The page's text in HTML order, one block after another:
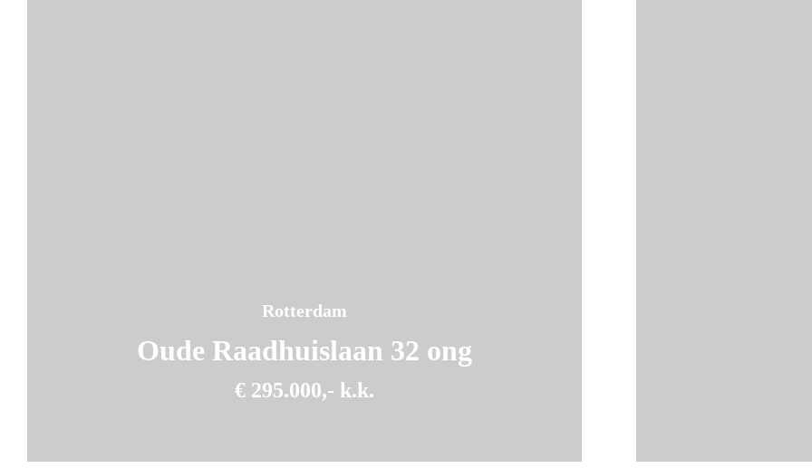
Rotterdam
Oude Raadhuislaan 32 ong
€ 295.000,- k.k.